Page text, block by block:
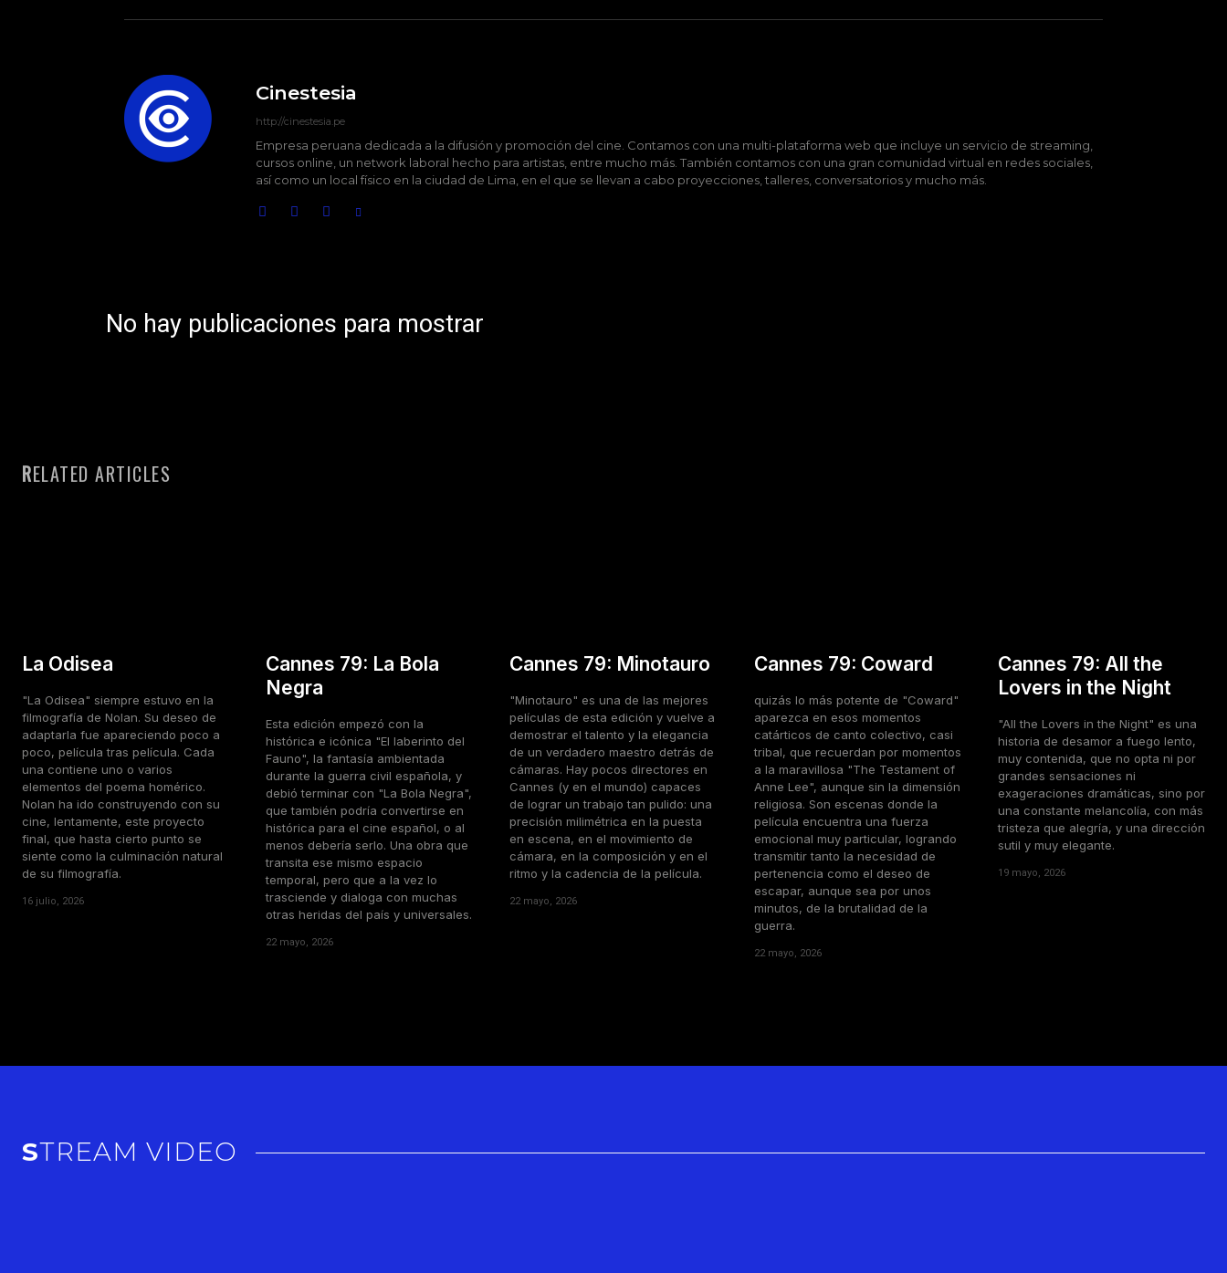
Cinestesia
http://cinestesia.pe
Empresa peruana dedicada a la difusión y promoción del cine. Contamos con una multi-plataforma web que incluye un servicio de streaming,
cursos online, un network laboral hecho para artistas, entre mucho más. También contamos con una gran comunidad virtual en redes sociales,
así como un local físico en la ciudad de Lima, en el que se llevan a cabo proyecciones, talleres, conversatorios y mucho más.
No hay publicaciones para mostrar
RELATED ARTICLES
La Odisea
"La Odisea" siempre estuvo en la
filmografía de Nolan. Su deseo de
adaptarla fue apareciendo poco a
poco, película tras película. Cada
una contiene uno o varios
elementos del poema homérico.
Nolan ha ido construyendo con su
cine, lentamente, este proyecto
final, que hasta cierto punto se
siente como la culminación natural
de su filmografía.
16 julio, 2026
Cannes 79: La Bola
Negra
Esta edición empezó con la
histórica e icónica "El laberinto del
Fauno", la fantasía ambientada
durante la guerra civil española, y
debió terminar con "La Bola Negra",
que también podría convertirse en
histórica para el cine español, o al
menos debería serlo. Una obra que
transita ese mismo espacio
temporal, pero que a la vez lo
trasciende y dialoga con muchas
otras heridas del país y universales.
22 mayo, 2026
Cannes 79: Minotauro
"Minotauro" es una de las mejores
películas de esta edición y vuelve a
demostrar el talento y la elegancia
de un verdadero maestro detrás de
cámaras. Hay pocos directores en
Cannes (y en el mundo) capaces
de lograr un trabajo tan pulido: una
precisión milimétrica en la puesta
en escena, en el movimiento de
cámara, en la composición y en el
ritmo y la cadencia de la película.
22 mayo, 2026
Cannes 79: Coward
quizás lo más potente de "Coward"
aparezca en esos momentos
catárticos de canto colectivo, casi
tribal, que recuerdan por momentos
a la maravillosa "The Testament of
Anne Lee", aunque sin la dimensión
religiosa. Son escenas donde la
película encuentra una fuerza
emocional muy particular, logrando
transmitir tanto la necesidad de
pertenencia como el deseo de
escapar, aunque sea por unos
minutos, de la brutalidad de la
guerra.
22 mayo, 2026
Cannes 79: All the
Lovers in the Night
"All the Lovers in the Night" es una
historia de desamor a fuego lento,
muy contenida, que no opta ni por
grandes sensaciones ni
exageraciones dramáticas, sino por
una constante melancolía, con más
tristeza que alegría, y una dirección
sutil y muy elegante.
19 mayo, 2026
STREAM VIDEO